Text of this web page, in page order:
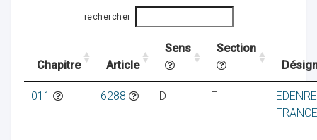
rechercher
Chapitre Article
Sens
Section
011 6288 D F
FRANCE